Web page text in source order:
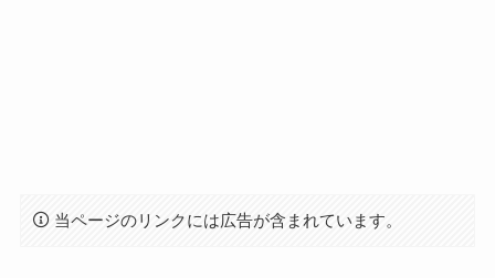
当ページのリンクには広告が含まれています。